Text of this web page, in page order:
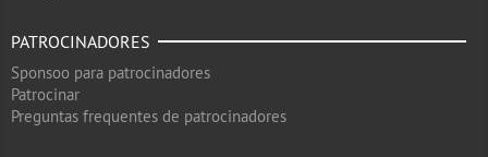
PATROCINADORES
Sponsoo para patrocinadores
Patrocinar
Preguntas frequentes de patrocinadores